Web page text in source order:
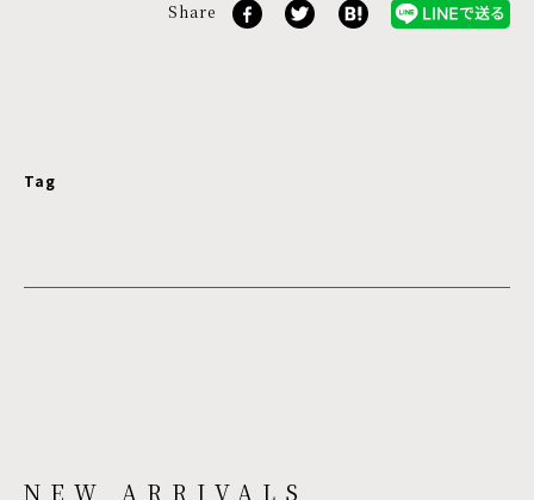
Share
Tag
NEW ARRIVALS